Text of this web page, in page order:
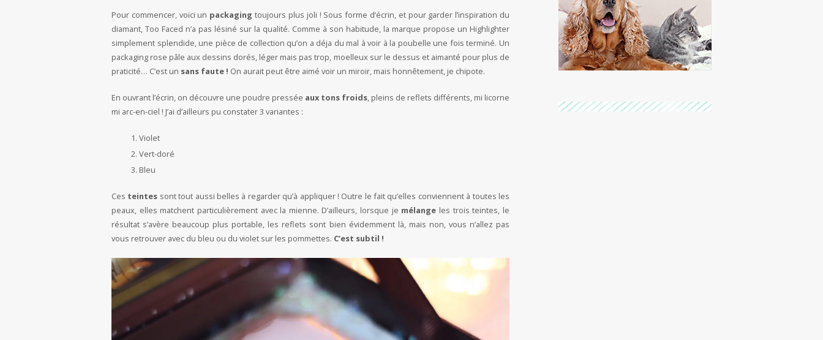
Pour commencer, voici un packaging toujours plus joli ! Sous forme d’écrin, et pour garder l’inspiration du
diamant, Too Faced n’a pas lésiné sur la qualité. Comme à son habitude, la marque propose un Highlighter
simplement splendide, une pièce de collection qu’on a déja du mal à voir à la poubelle une fois terminé. Un
packaging rose pâle aux dessins dorés, léger mais pas trop, moelleux sur le dessus et aimanté pour plus de
praticité… C’est un sans faute ! On aurait peut être aimé voir un miroir, mais honnêtement, je chipote.
En ouvrant l’écrin, on découvre une poudre pressée aux tons froids, pleins de reflets différents, mi licorne
mi arc-en-ciel ! J’ai d’ailleurs pu constater 3 variantes :
Violet
Vert-doré
Bleu
Ces teintes sont tout aussi belles à regarder qu’à appliquer ! Outre le fait qu’elles conviennent à toutes les
peaux, elles matchent particulièrement avec la mienne. D’ailleurs, lorsque je mélange les trois teintes, le
résultat s’avère beaucoup plus portable, les reflets sont bien évidemment là, mais non, vous n’allez pas
vous retrouver avec du bleu ou du violet sur les pommettes. C’est subtil !